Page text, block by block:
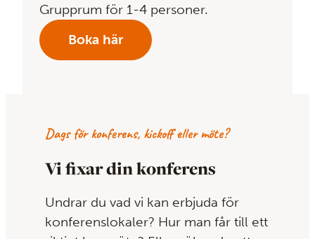
Grupprum för 1-4 personer.
Boka här
Dags för konferens, kickoff eller möte?
Vi fixar din konferens
Undrar du vad vi kan erbjuda för
konferenslokaler? Hur man får till ett